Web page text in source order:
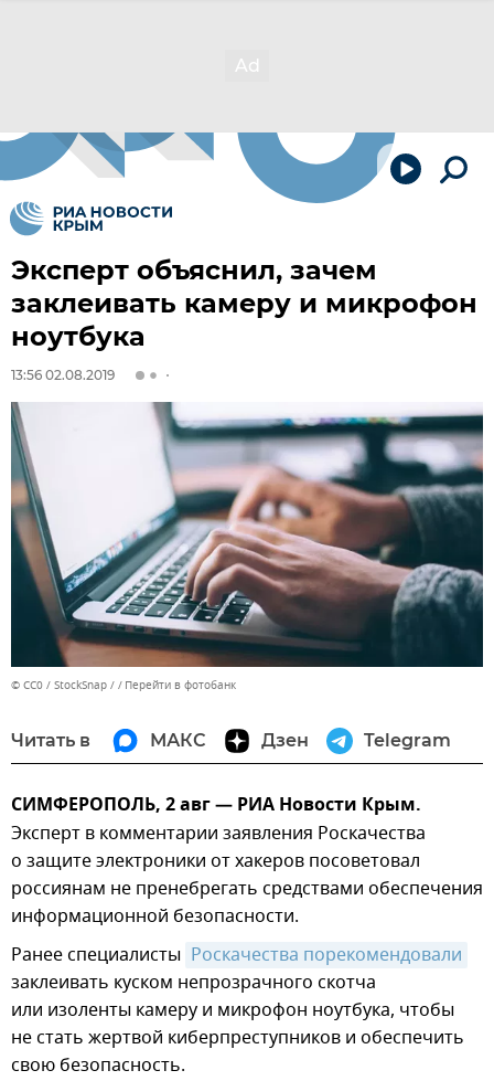
Эксперт объяснил, зачем
заклеивать камеру и микрофон
ноутбука
13:56 02.08.2019
© CC0 / StockSnap / Перейти в фотобанк
Читать в МАКС Дзен Telegram
СИМФЕРОПОЛЬ, 2 авг — РИА Новости Крым.
Эксперт в комментарии заявления Роскачества
о защите электроники от хакеров посоветовал
россиянам не пренебрегать средствами обеспечения
информационной безопасности.
Ранее специалисты Роскачества порекомендовали
заклеивать куском непрозрачного скотча
или изоленты камеру и микрофон ноутбука, чтобы
не стать жертвой киберпреступников и обеспечить
свою безопасность.